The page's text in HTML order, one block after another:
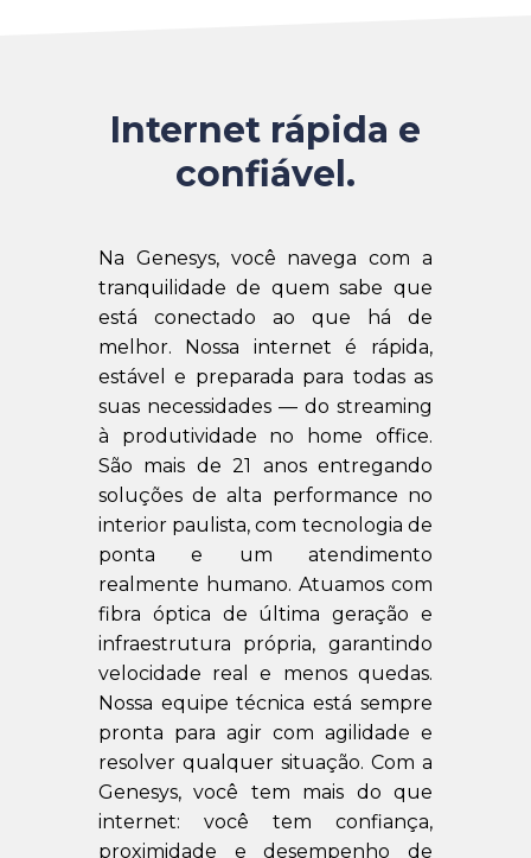
Internet rápida e
confiável.
Na Genesys, você navega com a
tranquilidade de quem sabe que
está conectado ao que há de
melhor. Nossa internet é rápida,
estável e preparada para todas as
suas necessidades — do streaming
à produtividade no home office.
São mais de 21 anos entregando
soluções de alta performance no
interior paulista, com tecnologia de
ponta e um atendimento
realmente humano. Atuamos com
fibra óptica de última geração e
infraestrutura própria, garantindo
velocidade real e menos quedas.
Nossa equipe técnica está sempre
pronta para agir com agilidade e
resolver qualquer situação. Com a
Genesys, você tem mais do que
internet: você tem confiança,
proximidade e desempenho de